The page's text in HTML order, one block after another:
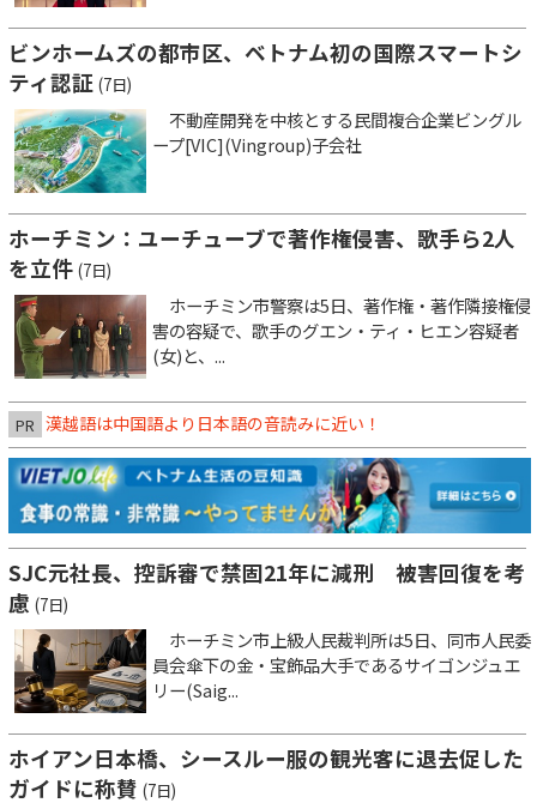
ビンホームズの都市区、ベトナム初の国際スマートシ
ティ認証 (7日)
不動産開発を中核とする民間複合企業ビングル
ープ[VIC](Vingroup)子会社
ホーチミン：ユーチューブで著作権侵害、歌手ら2人
を立件 (7日)
ホーチミン市警察は5日、著作権・著作隣接権侵
害の容疑で、歌手のグエン・ティ・ヒエン容疑者
(女)と、...
PR 漢越語は中国語より日本語の音読みに近い！
SJC元社長、控訴審で禁固21年に減刑 被害回復を考
慮 (7日)
ホーチミン市上級人民裁判所は5日、同市人民委
員会傘下の金・宝飾品大手であるサイゴンジュエ
リー(Saig...
ホイアン日本橋、シースルー服の観光客に退去促した
ガイドに称賛 (7日)